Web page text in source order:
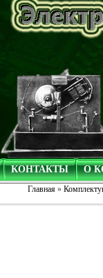
КОНТАКТЫ О
Главная »